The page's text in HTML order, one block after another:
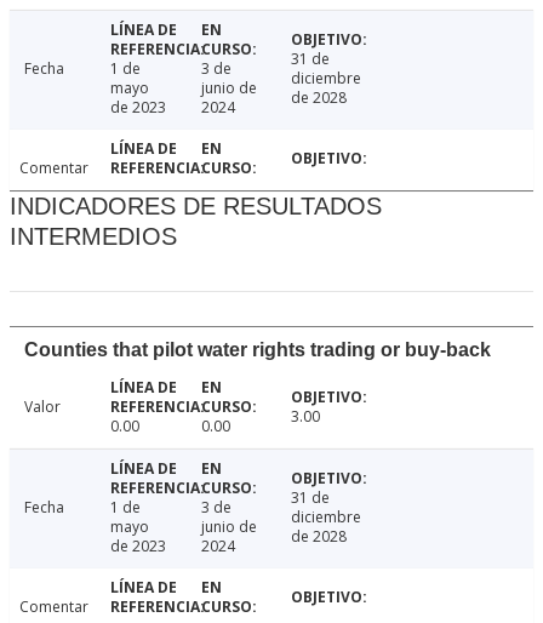
Fecha
1 de
mayo
de 2023
3 de
junio de
2024
31 de
diciembre
de 2028
Comentar
INDICADORES DE RESULTADOS
INTERMEDIOS
Counties that pilot water rights trading or buy-back
Valor
0.00
0.00 3.00
Fecha
1 de
mayo
de 2023
3 de
junio de
2024
31 de
diciembre
de 2028
Comentar